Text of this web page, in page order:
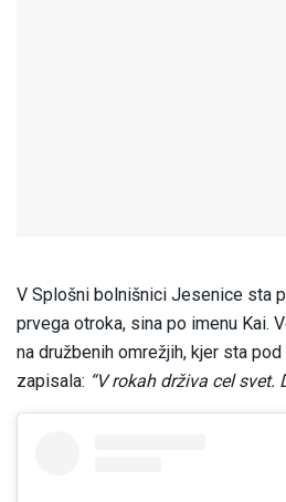
V Splošni bolnišnici Jesenice sta
prvega otroka, sina po imenu Kai.
na družbenih omrežjih, kjer sta
zapisala: “V rokah drživa cel svet.